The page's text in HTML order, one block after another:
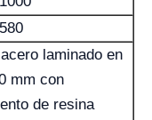
laminado en
mm con
de resina